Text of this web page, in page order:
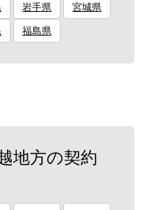
岩手県 宮城県
福島県
地方の契約